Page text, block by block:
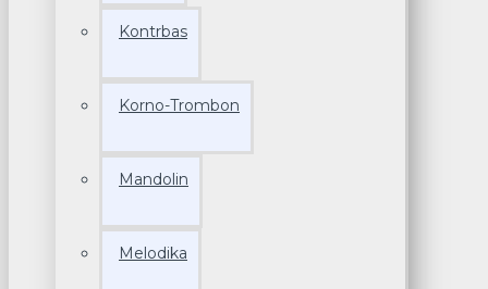
Kontrbas
Korno-Trombon
Mandolin
Melodika